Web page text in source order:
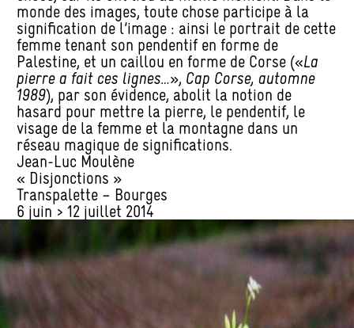
monde des images, toute chose participe à la
signification de l’image : ainsi le portrait de cette
femme tenant son pendentif en forme de
Palestine, et un caillou en forme de Corse («La
pierre a fait ces lignes…», Cap Corse, automne
1989), par son évidence, abolit la notion de
hasard pour mettre la pierre, le pendentif, le
visage de la femme et la montagne dans un
réseau magique de significations.
Jean-Luc Moulène
« Disjonctions »
Transpalette – Bourges
6 juin > 12 juillet 2014